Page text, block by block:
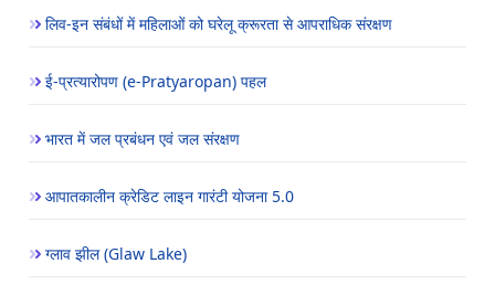
लिव-इन संबंधों में महिलाओं को घरेलू क्रूरता से आपराधिक संरक्षण
ई-प्रत्यारोपण (e-Pratyaropan) पहल
भारत में जल प्रबंधन एवं जल संरक्षण
आपातकालीन क्रेडिट लाइन गारंटी योजना 5.0
ग्लाव झील (Glaw Lake)